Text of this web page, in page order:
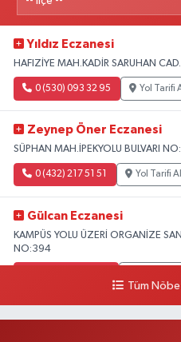
Yıldız Eczanesi
HAFIZİYE MAH.KADİR SARUHAN
0 (530) 093 32 95 Yol Tarifi
Zeynep Öner Eczanesi
SÜPHAN MAH.İPEKYOLU BULVARI
0 (432) 217 51 51 Yol Tarifi Al
Gülcan Eczanesi
KAMPÜS YOLU ÜZERİ ORGANİZE
NO:394
Tüm